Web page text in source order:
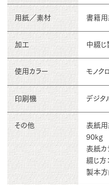
用紙／素材 書籍
加工 中綴じ
使用カラー モノクロ
印刷機 デジタ
その他
表紙用
90kg
表紙カ
綴じ方
製本方